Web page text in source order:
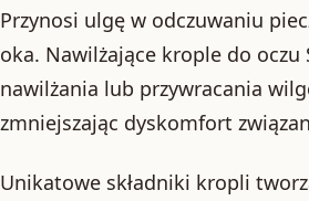
Przynosi ulgę w odczuwaniu
oka. Nawilżające krople do
nawilżania lub przywracania
zmniejszając dyskomfort
Unikatowe składniki kropli